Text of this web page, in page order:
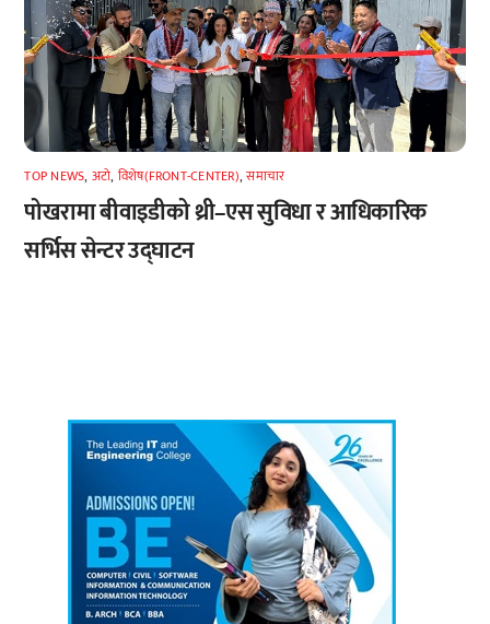
TOP NEWS, अटाे, विशेष(FRONT-CENTER),समाचार
पोखरामा बीवाइडीको थ्री–एस सुविधा र आधिकारिक
सर्भिस सेन्टर उद्घाटन